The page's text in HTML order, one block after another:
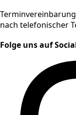
nach telefonischer
Folge uns auf